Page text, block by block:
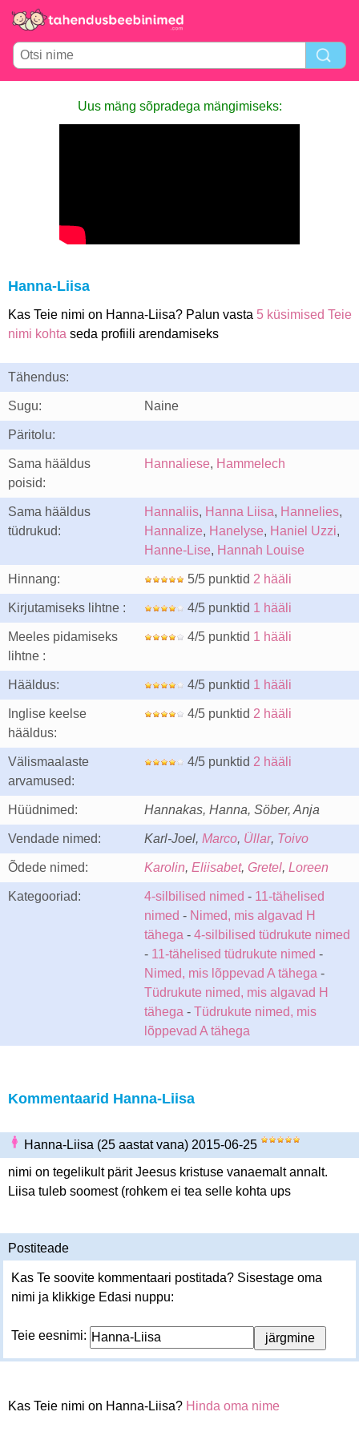
Uus mäng sõpradega mängimiseks:
Hanna-Liisa
Kas Teie nimi on Hanna-Liisa? Palun vasta 5 küsimised Teie
nimi kohta seda profiili arendamiseks
Tähendus:
Sugu: Naine
Päritolu:
Sama hääldus
poisid:
Hannaliese, Hammelech
Sama hääldus
tüdrukud:
Hannaliis, Hanna Liisa, Hannelies,
Hannalize, Hanelyse, Haniel Uzzi,
Hanne-Lise, Hannah Louise
Hinnang: 5/5 punktid 2 hääli
Kirjutamiseks lihtne : 4/5 punktid 1 hääli
Meeles pidamiseks
lihtne :
4/5 punktid 1 hääli
Hääldus: 4/5 punktid 1 hääli
Inglise keelse
hääldus:
4/5 punktid 2 hääli
Välismaalaste
arvamused:
4/5 punktid 2 hääli
Hüüdnimed: Hannakas, Hanna, Söber, Anja
Vendade nimed: Karl-Joel, Marco, Üllar, Toivo
Õdede nimed: Karolin, Eliisabet, Gretel, Loreen
Kategooriad: 4-silbilised nimed - 11-tähelised
nimed - Nimed, mis algavad H
tähega - 4-silbilised tüdrukute nimed
- 11-tähelised tüdrukute nimed -
Nimed, mis lõppevad A tähega -
Tüdrukute nimed, mis algavad H
tähega - Tüdrukute nimed, mis
lõppevad A tähega
Kommentaarid Hanna-Liisa
Hanna-Liisa (25 aastat vana) 2015-06-25
nimi on tegelikult pärit Jeesus kristuse vanaemalt annalt.
Liisa tuleb soomest (rohkem ei tea selle kohta ups
Postiteade
Kas Te soovite kommentaari postitada? Sisestage oma
nimi ja klikkige Edasi nuppu:
Teie eesnimi:
Kas Teie nimi on Hanna-Liisa? Hinda oma nime